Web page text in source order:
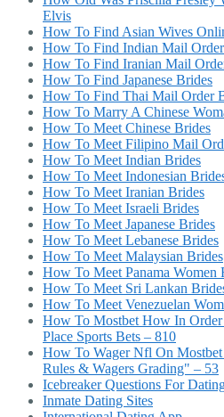
Elvis
How To Find Asian Wives
How To Find Indian Mail
How To Find Iranian Mail
How To Find Japanese Brides
How To Find Thai Mail Order
How To Marry A Chinese
How To Meet Chinese Brides
How To Meet Filipino Mail
How To Meet Indian Brides
How To Meet Indonesian
How To Meet Iranian Brides
How To Meet Israeli Brides
How To Meet Japanese Brides
How To Meet Lebanese Brides
How To Meet Malaysian Brides
How To Meet Panama Women
How To Meet Sri Lankan
How To Meet Venezuelan
How To Mostbet How In
Place Sports Bets – 810
How To Wager Nfl On
Rules & Wagers Grading" – 53
Icebreaker Questions For
Inmate Dating Sites